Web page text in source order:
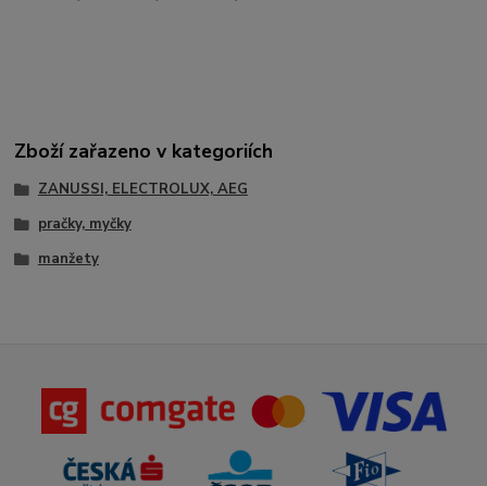
Zboží zařazeno v kategoriích
ZANUSSI, ELECTROLUX, AEG
pračky, myčky
manžety